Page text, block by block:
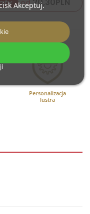
od 20,30
Personalizacja
lustra
Akceptuj.